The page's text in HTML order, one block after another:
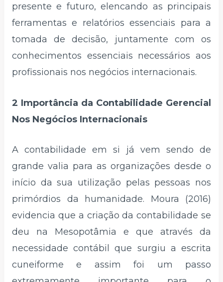
presente e futuro, elencando as principais
ferramentas e relatórios essenciais para a
tomada de decisão, juntamente com os
conhecimentos essenciais necessários aos
profissionais nos negócios internacionais.
2 Importância da Contabilidade Gerencial
Nos Negócios Internacionais
A contabilidade em si já vem sendo de
grande valia para as organizações desde o
início da sua utilização pelas pessoas nos
primórdios da humanidade. Moura (2016)
evidencia que a criação da contabilidade se
deu na Mesopotâmia e que através da
necessidade contábil que surgiu a escrita
cuneiforme e assim foi um passo